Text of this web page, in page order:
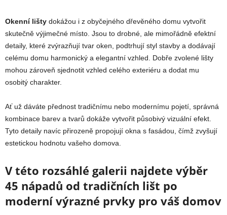
Okenní lišty dokážou i z obyčejného dřevěného domu vytvořit
skutečně výjimečné místo. Jsou to drobné, ale mimořádně efektní
detaily, které zvýrazňují tvar oken, podtrhují styl stavby a dodávají
celému domu harmonický a elegantní vzhled. Dobře zvolené lišty
mohou zároveň sjednotit vzhled celého exteriéru a dodat mu
osobitý charakter.
Ať už dáváte přednost tradičnímu nebo modernímu pojetí, správná
kombinace barev a tvarů dokáže vytvořit působivý vizuální efekt.
Tyto detaily navíc přirozeně propojují okna s fasádou, čímž zvyšují
estetickou hodnotu vašeho domova.
V této rozsáhlé galerii najdete výběr
45 nápadů od tradičních lišt po
moderní výrazné prvky pro váš domov